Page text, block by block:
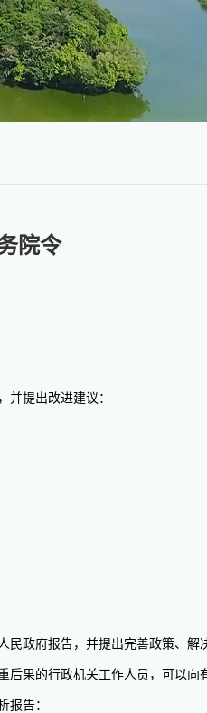
院令
提出改进建议：
政府报告，并提出完善政策、解
的行政机关工作人员，可以向
告：